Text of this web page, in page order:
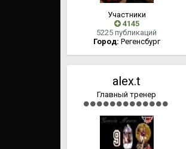
Участники
4145
5225 публикаций
Город: Регенсбург
alex.t
Главный тренер